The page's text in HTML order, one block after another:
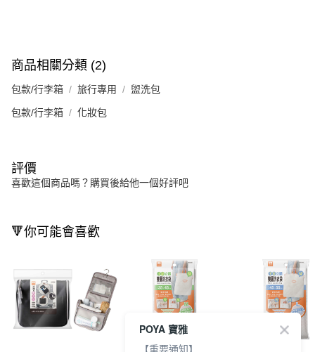
商品相關分類 (2)
包款/行李箱 旅行專用 盥洗包
包款/行李箱 化妝包
評價
喜歡這個商品嗎？購買後給他一個好評吧
🔻你可能會喜歡
POYA 寶雅
【重要通知】